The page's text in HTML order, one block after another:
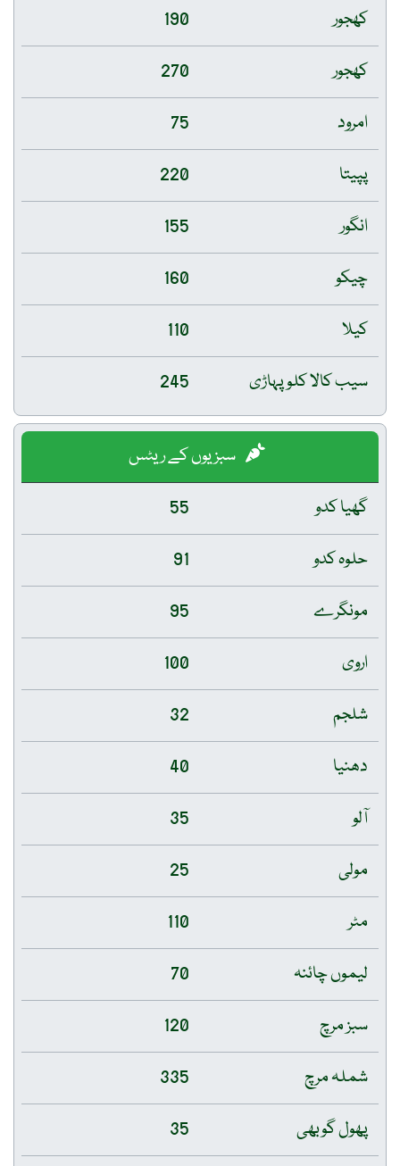
کھجور
190
کھجور
270
امرود
75
پپیتا
220
انگور
155
چیکو
160
کیلا
110
سیب کالا کلو پہاڑی
245
سبزیوں کے ریٹس
گھیا کدو
55
حلوہ کدو
91
مونگرے
95
اروی
100
شلجم
32
دھنیا
40
آلو
35
مولی
25
مٹر
110
لیموں چائنہ
70
سبز مرچ
120
شملہ مرچ
335
پھول گوبھی
35